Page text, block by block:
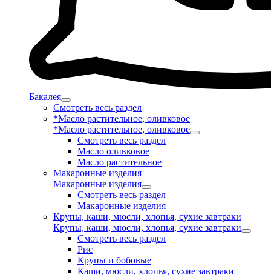
Бакалея
Смотреть весь раздел
*Масло растительное, оливковое
*Масло растительное, оливковое
Смотреть весь раздел
Масло оливковое
Масло растительное
Макаронные изделия
Макаронные изделия
Смотреть весь раздел
Макаронные изделия
Крупы, каши, мюсли, хлопья, сухие завтраки
Крупы, каши, мюсли, хлопья, сухие завтраки
Смотреть весь раздел
Рис
Крупы и бобовые
Каши, мюсли, хлопья, сухие завтраки